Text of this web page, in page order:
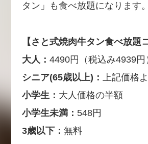
タン」も食べ放題になります。
【さと式焼肉牛タン食べ放題
大人： 4490円（税込み4939円
シニア(65歳以上)： 上記価格
小学生： 大人価格の半額
小学生未満： 548円
3歳以下： 無料